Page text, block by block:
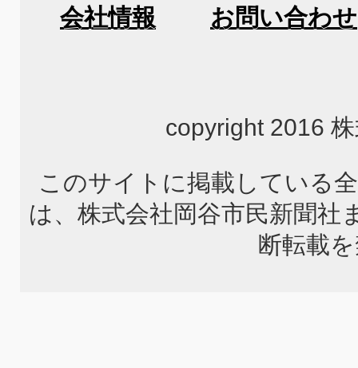
会社情報
お問い合わせ
copyright 2016
このサイトに掲載している
は、株式会社岡谷市民新聞社
断転載